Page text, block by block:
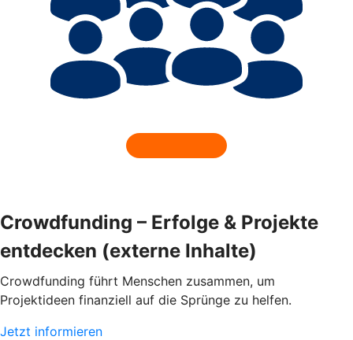
Crowdfunding – Erfolge & Projekte
entdecken (externe Inhalte)
Crowdfunding führt Menschen zusammen, um
Projektideen finanziell auf die Sprünge zu helfen.
Jetzt informieren